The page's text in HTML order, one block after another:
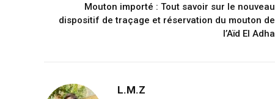
Mouton importé : Tout savoir sur le nouveau
dispositif de traçage et réservation du mouton de
l’Aïd El Adha
L.M.Z